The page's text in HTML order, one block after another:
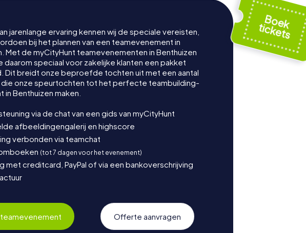
jarenlange ervaring kennen wij de speciale vereisten,
bij het plannen van een teamevenement in
Met de myCityHunt teamevenementen in Benthuizen
daarom speciaal voor zakelijke klanten een pakket
Dit breidt onze beproefde tochten uit met een aantal
onze speurtochten tot het perfecte teambuilding-
in Benthuizen maken.
via de chat van een gids van myCityHunt
afbeeldingengalerij en highscore
verbonden via teamchat
(tot 7 dagen voor het evenement)
met creditcard, PayPal of via een bankoverschrijving
Offerte aanvragen